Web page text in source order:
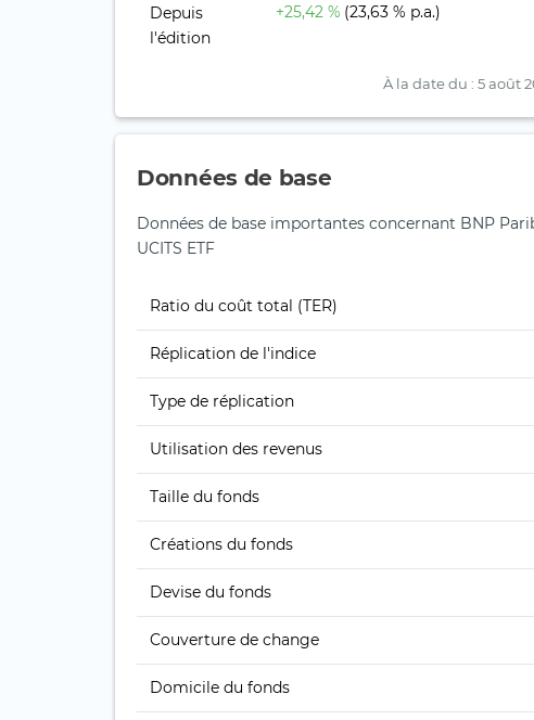
Depuis
l'édition
+25,42 % (23,63 % p.a.)
À la date du : 5 août
Données de base
Données de base importantes concernant BNP
UCITS ETF
Ratio du coût total (TER)
Réplication de l'indice
Type de réplication
Utilisation des revenus
Taille du fonds
Créations du fonds
Devise du fonds
Couverture de change
Domicile du fonds